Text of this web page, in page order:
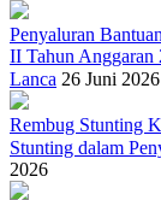
Penyaluran
II Tahun Anggaran
Lanca 26 Juni 2026
Rembug Stunting
Stunting dalam
2026